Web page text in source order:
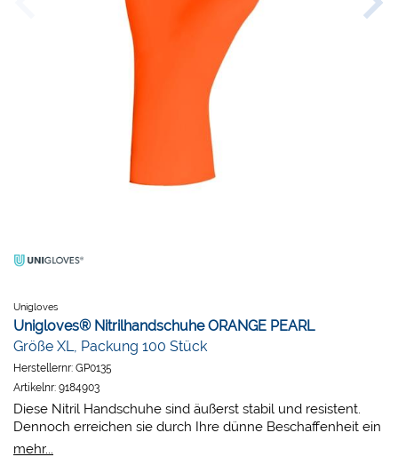
Unigloves
Unigloves® Nitrilhandschuhe ORANGE PEARL
Größe XL, Packung 100 Stück
Herstellernr: GP0135
Artikelnr: 9184903
Diese Nitril Handschuhe sind äußerst stabil und resistent.
Dennoch erreichen sie durch Ihre dünne Beschaffenheit ein
optimales Tastgefühl.
mehr...